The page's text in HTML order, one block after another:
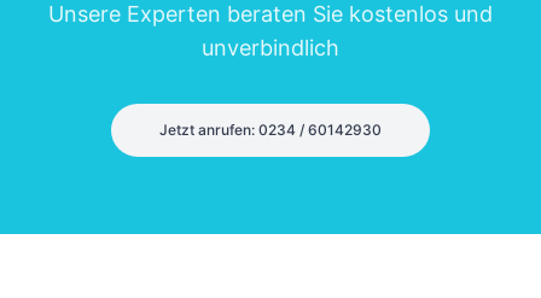
Unsere Experten beraten Sie kostenlos und
unverbindlich
Jetzt anrufen: 0234 / 60142930